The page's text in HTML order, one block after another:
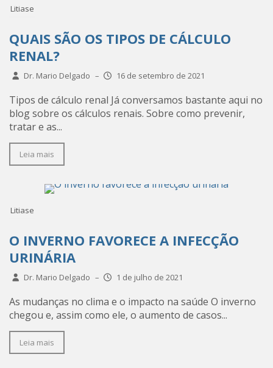
Litiase
QUAIS SÃO OS TIPOS DE CÁLCULO
RENAL?
Dr. Mario Delgado – 16 de setembro de 2021
Tipos de cálculo renal Já conversamos bastante aqui no
blog sobre os cálculos renais. Sobre como prevenir,
tratar e as...
Leia mais
Litiase
O INVERNO FAVORECE A INFECÇÃO
URINÁRIA
Dr. Mario Delgado – 1 de julho de 2021
As mudanças no clima e o impacto na saúde O inverno
chegou e, assim como ele, o aumento de casos...
Leia mais